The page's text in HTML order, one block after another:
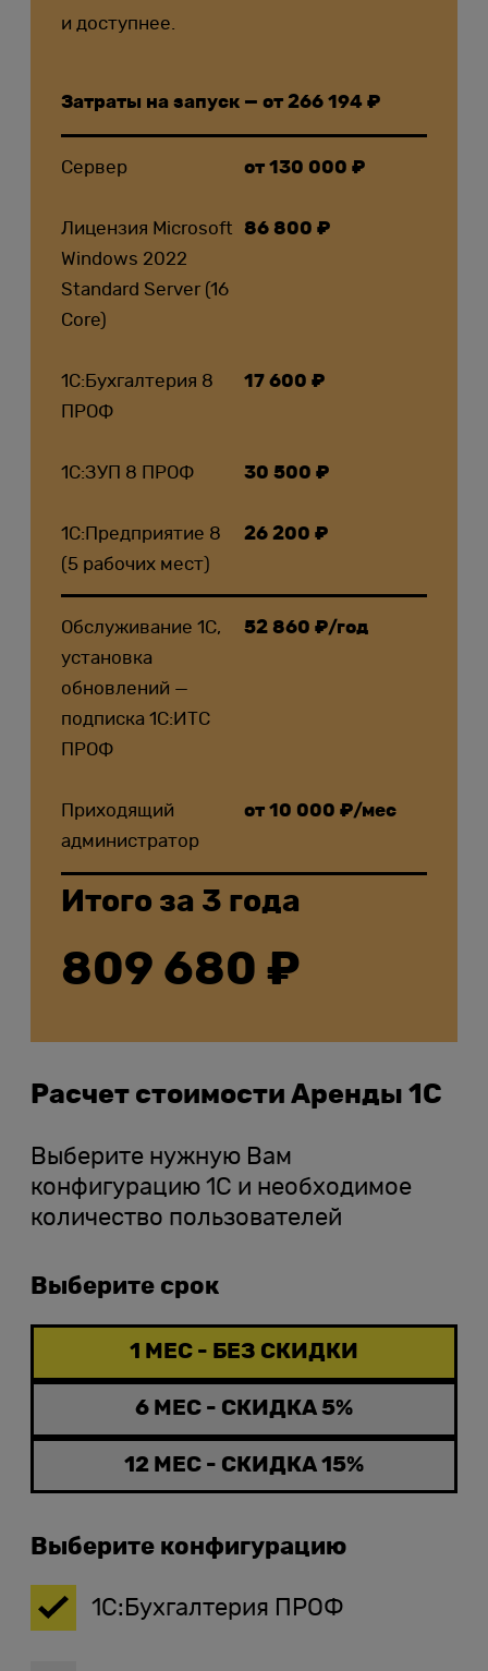
и доступнее.
Затраты на запуск — от 266 194 ₽
Сервер от 130 000 ₽
Лицензия Microsoft
Windows 2022
Standard Server (16
Core)
86 800 ₽
1С:Бухгалтерия 8
ПРОФ
17 600 ₽
1С:ЗУП 8 ПРОФ 30 500 ₽
1С:Предприятие 8
(5 рабочих мест)
26 200 ₽
Обслуживание 1С,
установка
обновлений —
подписка 1С:ИТС
ПРОФ
52 860 ₽/год
Приходящий
администратор
от 10 000 ₽/мес
Итого за 3 года
809 680 ₽
Расчет стоимости Аренды 1С
Выберите нужную Вам
конфигурацию 1С и необходимое
количество пользователей
Выберите срок
1 МЕС - БЕЗ СКИДКИ
6 МЕС - СКИДКА 5%
12 МЕС - СКИДКА 15%
Выберите конфигурацию
1С:Бухгалтерия ПРОФ